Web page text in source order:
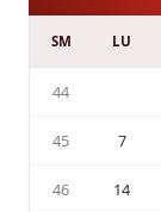
SM LU
44
45 7
46 14